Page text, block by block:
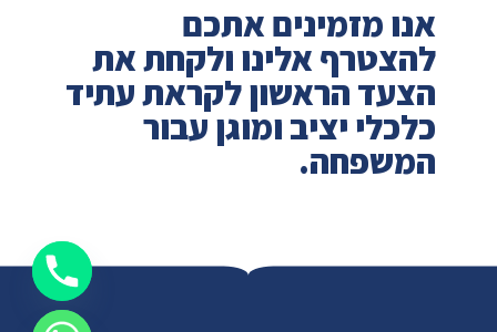
אנו מזמינים אתכם
להצטרף אלינו ולקחת את
הצעד הראשון לקראת עתיד
כלכלי יציב ומוגן עבור
המשפחה.